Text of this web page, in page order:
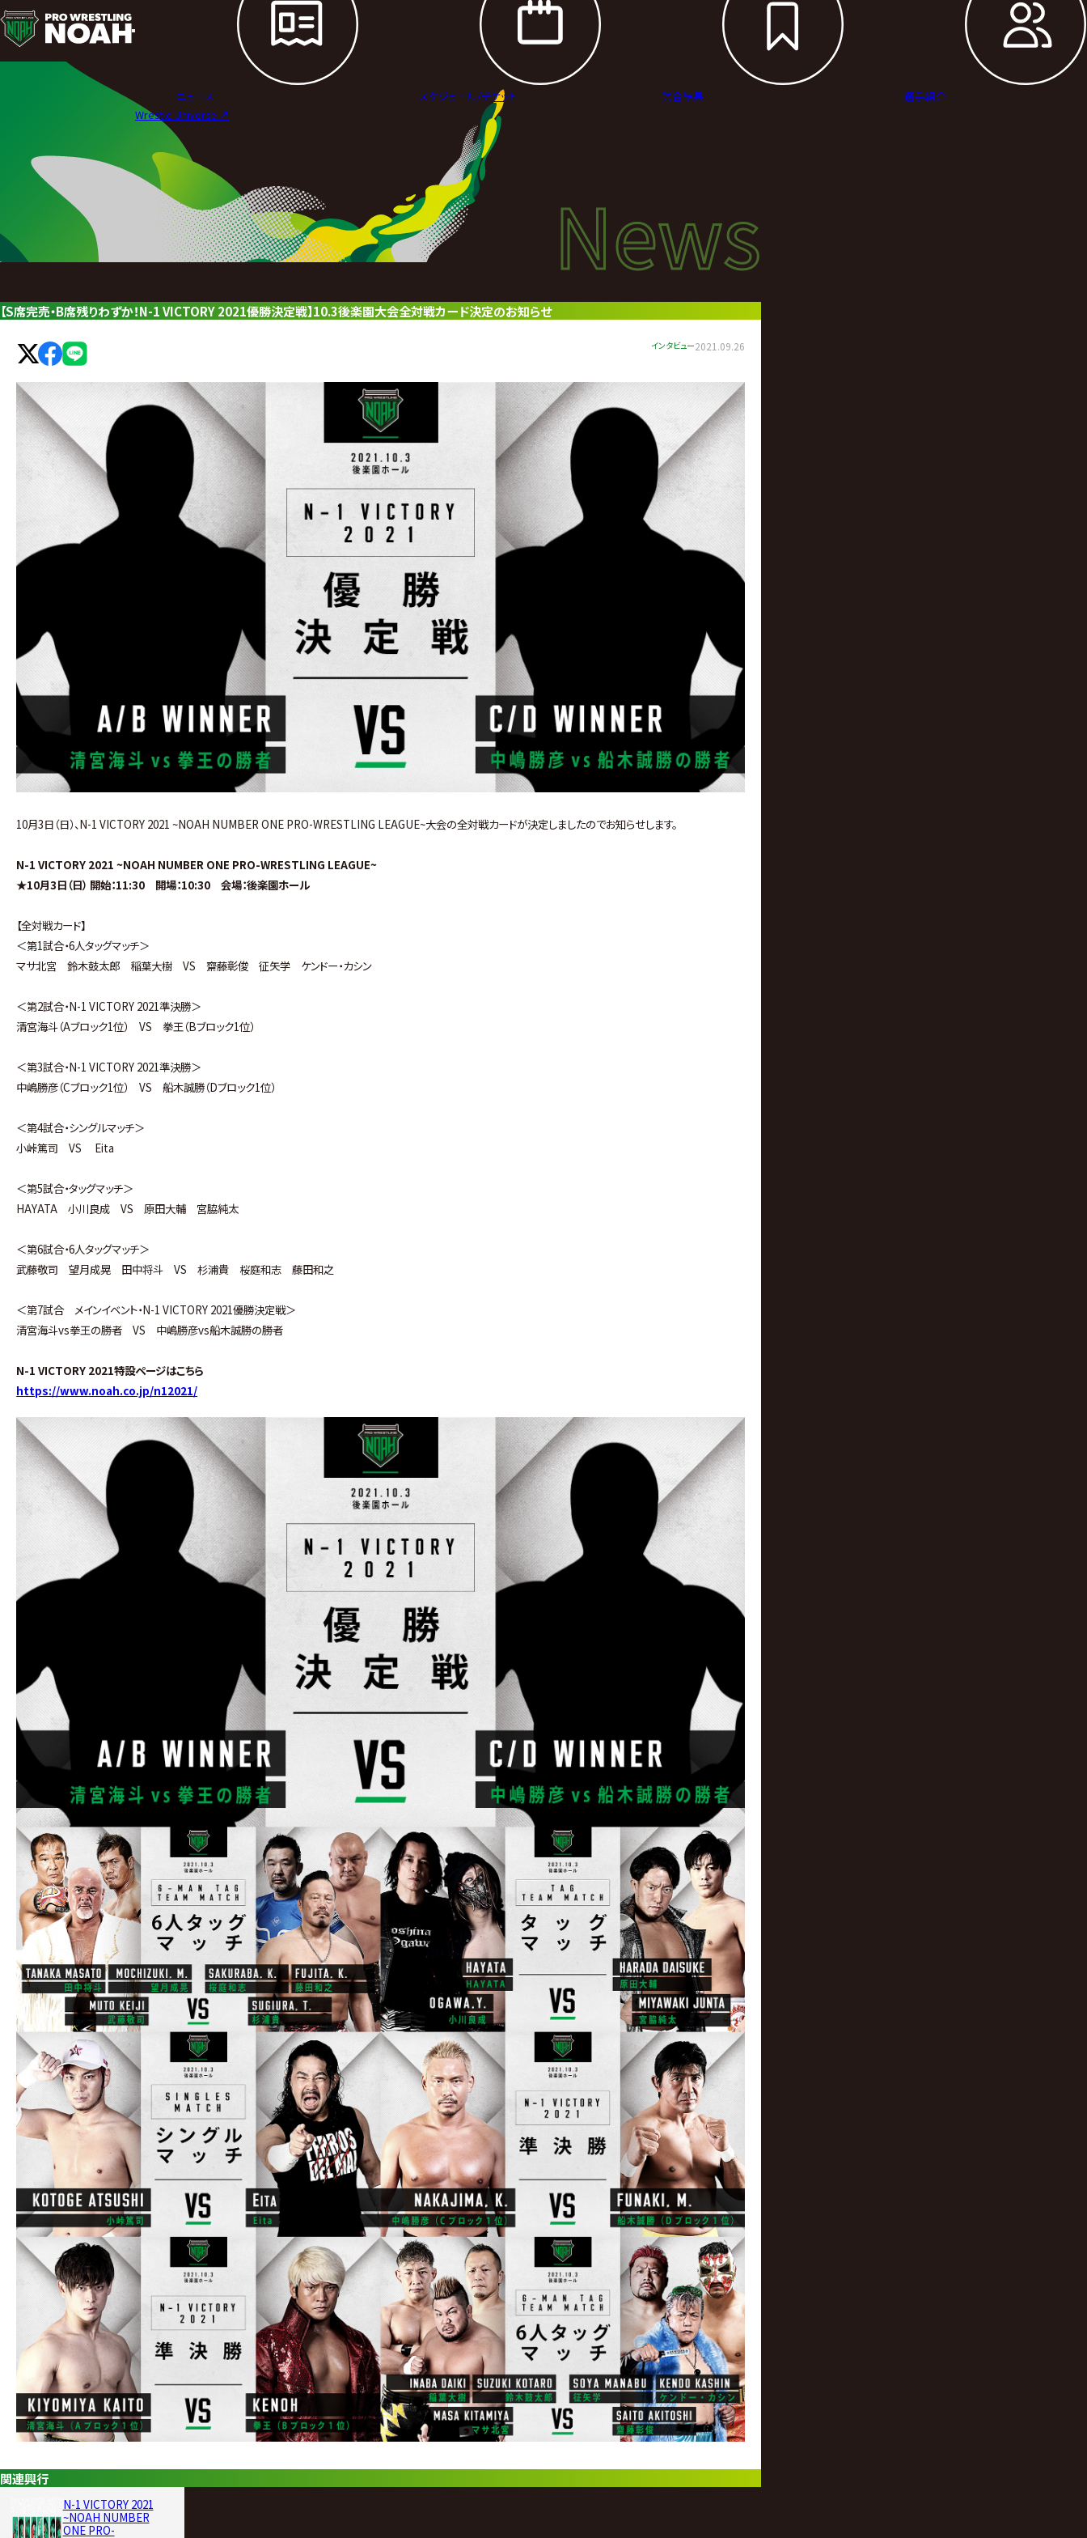
ニ
ュ
レ
ス
リ
グ・
ノ
ア
公
サ
イ
ニュース スケジュール/チケット 試合結果
選手紹介
Wrestle Universe ↗︎
Newsニュース
News
【S席完売・B席残りわずか！N-1 VICTORY 2021優勝決定戦】10.3後楽園大会全対戦カード決定のお知らせ
インタビュー2021.09.26
10月3日（日）、N-1 VICTORY 2021 ~NOAH NUMBER ONE PRO-WRESTLING LEAGUE~大会の全対戦カードが決定しましたのでお知らせします。
N-1 VICTORY 2021 ~NOAH NUMBER ONE PRO-WRESTLING LEAGUE~
★10月3日（日） 開始：11:30 開場：10:30 会場：後楽園ホール
【全対戦カード】
＜第1試合・6人タッグマッチ＞
マサ北宮 鈴木鼓太郎 稲葉大樹 VS 齋藤彰俊 征矢学 ケンドー・カシン
＜第2試合・N-1 VICTORY 2021準決勝＞
清宮海斗（Aブロック1位） VS 拳王（Bブロック1位）
＜第3試合・N-1 VICTORY 2021準決勝＞
中嶋勝彦（Cブロック1位） VS 船木誠勝（Dブロック1位）
＜第4試合・シングルマッチ＞
小峠篤司 VS Eita
＜第5試合・タッグマッチ＞
HAYATA 小川良成 VS 原田大輔 宮脇純太
＜第6試合・6人タッグマッチ＞
武藤敬司 望月成晃 田中将斗 VS 杉浦貴 桜庭和志 藤田和之
＜第7試合 メインイベント・N-1 VICTORY 2021優勝決定戦＞
清宮海斗vs拳王の勝者 VS 中嶋勝彦vs船木誠勝の勝者
N-1 VICTORY 2021特設ページはこちら
https://www.noah.co.jp/n12021/
関連興行
N-1 VICTORY 2021
~NOAH NUMBER
ONE PRO-